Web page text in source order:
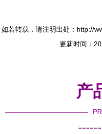
如若转载，请注明出处：http://
更新时间：
产